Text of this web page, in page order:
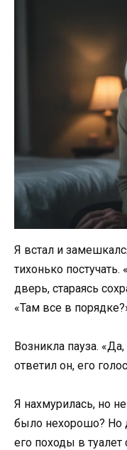
Я встал и
тихонько
дверь, стараясь
«Там все в
Возникла пауза.
ответил он, его
Я нахмурилась, но
было нехорошо? Но
его походы в